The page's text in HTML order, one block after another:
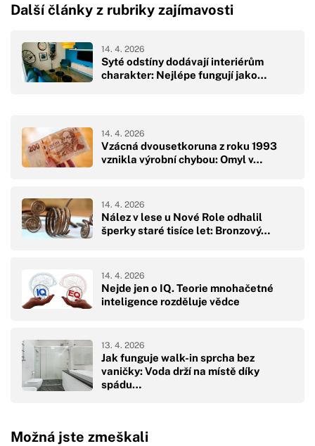
Další články z rubriky zajímavosti
Syté odstíny dodávají interiérům
charakter: Nejlépe fungují jako…
14. 4. 2026
Vzácná dvousetkoruna z roku 1993
vznikla výrobní chybou: Omyl v…
14. 4. 2026
Nález v lese u Nové Role odhalil
šperky staré tisíce let: Bronzový…
14. 4. 2026
Nejde jen o IQ. Teorie mnohačetné
inteligence rozděluje vědce
14. 4. 2026
Jak funguje walk-in sprcha bez
vaničky: Voda drží na místě díky
spádu…
13. 4. 2026
Možná jste zmeškali